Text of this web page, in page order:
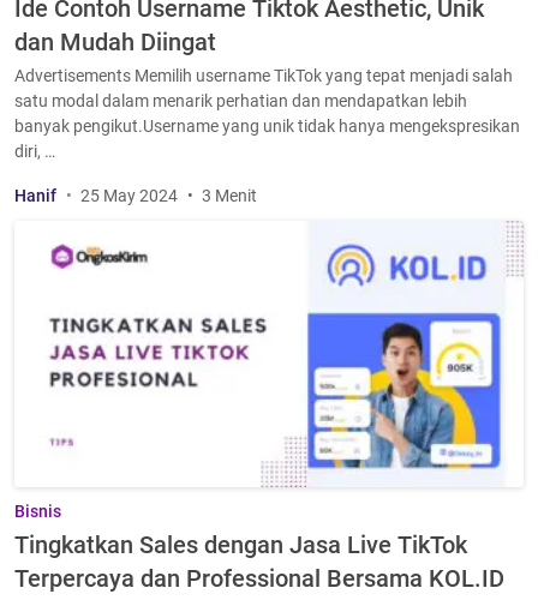
Ide Contoh Username Tiktok Aesthetic, Unik
dan Mudah Diingat
Advertisements Memilih username TikTok yang tepat menjadi salah
satu modal dalam menarik perhatian dan mendapatkan lebih
banyak pengikut.Username yang unik tidak hanya mengekspresikan
diri, …
Hanif 25 May 2024 3 Menit
Bisnis
Tingkatkan Sales dengan Jasa Live TikTok
Terpercaya dan Professional Bersama KOL.ID